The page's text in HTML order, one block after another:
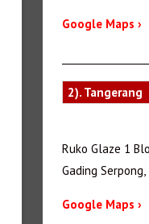
Google Maps ›
2). Tangerang
Ruko Glaze 1
Gading
Google Maps ›